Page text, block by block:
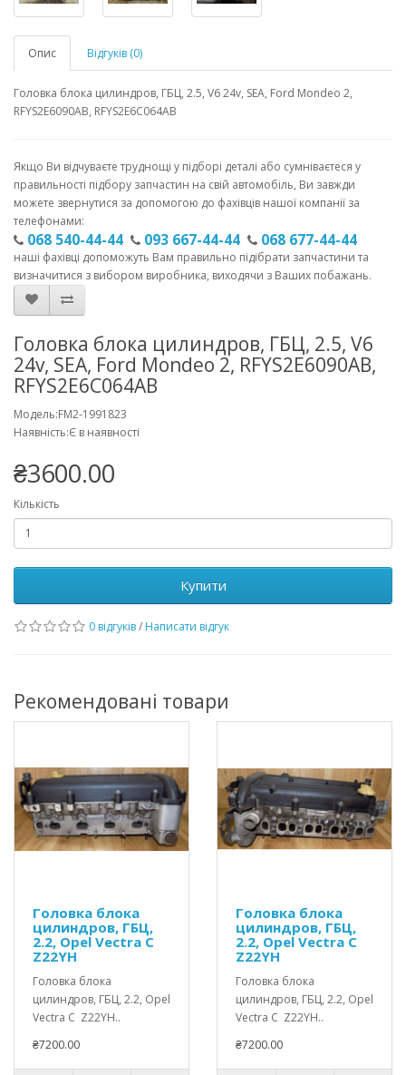
Опис Відгуків (0)
Головка блока цилиндров, ГБЦ, 2.5, V6 24v, SEA, Ford Mondeo 2,
RFYS2E6090AB, RFYS2E6C064AB
Якщо Ви відчуваєте труднощі у підборі деталі або сумніваєтеся у
правильності підбору запчастин на свій автомобіль, Ви завжди
можете звернутися за допомогою до фахівців нашої компанії за
телефонами:
068 540-44-44 093 667-44-44 068 677-44-44
наші фахівці допоможуть Вам правильно підібрати запчастини та
визначитися з вибором виробника, виходячи з Ваших побажань.
Головка блока цилиндров, ГБЦ, 2.5, V6
24v, SEA, Ford Mondeo 2, RFYS2E6090AB,
RFYS2E6C064AB
Модель:FM2-1991823
Наявність:Є в наявності
₴3600.00
Кількість
Купити
0 відгуків/ Написати відгук
Рекомендовані товари
Головка блока
цилиндров, ГБЦ,
2.2, Opel Vectra C
Z22YH
Головка блока
цилиндров, ГБЦ, 2.2, Opel
Vectra C Z22YH..
₴7200.00
Головка блока
цилиндров, ГБЦ,
2.2, Opel Vectra C
Z22YH
Головка блока
цилиндров, ГБЦ, 2.2, Opel
Vectra C Z22YH..
₴7200.00